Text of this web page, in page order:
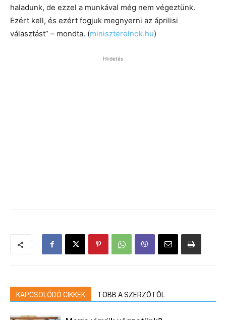
haladunk, de ezzel a munkával még nem végeztünk.
Ezért kell, és ezért fogjuk megnyerni az áprilisi
választást” – mondta. (miniszterelnok.hu)
Hirdetés
KAPCSOLÓDÓ CIKKEK TÖBB A SZERZŐTŐL